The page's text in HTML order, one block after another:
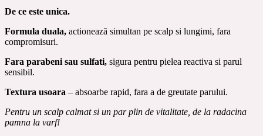
De ce este unica.
Formula duala, actionează simultan pe scalp si lungimi, fara
compromisuri.
Fara parabeni sau sulfati, sigura pentru pielea reactiva si parul
sensibil.
Textura usoara – absoarbe rapid, fara a de greutate parului.
Pentru un scalp calmat si un par plin de vitalitate, de la radacina
pamna la varf!